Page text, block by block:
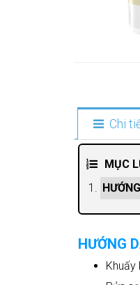
Chi
MỤC
HƯỚNG
Khuấy